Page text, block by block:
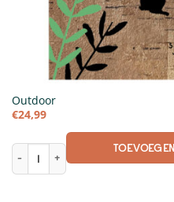
Outdoor
€24,99
Outdoor aantal